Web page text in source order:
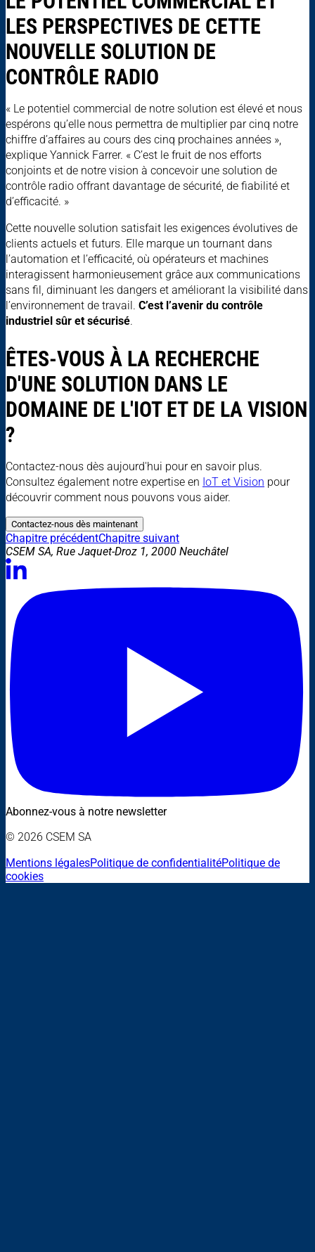
LES PERSPECTIVES DE CETTE
NOUVELLE SOLUTION DE
CONTRÔLE RADIO
« Le potentiel commercial de notre solution est élevé et nous
espérons qu’elle nous permettra de multiplier par cinq notre
chiffre d’affaires au cours des cinq prochaines années »,
explique Yannick Farrer. « C’est le fruit de nos efforts
conjoints et de notre vision à concevoir une solution de
contrôle radio offrant davantage de sécurité, de fiabilité et
d’efficacité. »
Cette nouvelle solution satisfait les exigences évolutives de
clients actuels et futurs. Elle marque un tournant dans
l’automation et l’efficacité, où opérateurs et machines
interagissent harmonieusement grâce aux communications
sans fil, diminuant les dangers et améliorant la visibilité dans
l’environnement de travail. C’est l’avenir du contrôle
industriel sûr et sécurisé.
ÊTES-VOUS À LA RECHERCHE
D'UNE SOLUTION DANS LE
DOMAINE DE L'IOT ET DE LA VISION
?
Contactez-nous dès aujourd'hui pour en savoir plus.
Consultez également notre expertise en IoT et Vision pour
découvrir comment nous pouvons vous aider.
Contactez-nous dès maintenant
Chapitre précédentChapitre suivant
CSEM SA, Rue Jaquet-Droz 1, 2000 Neuchâtel
Abonnez-vous à notre newsletter
© 2026 CSEM SA
Mentions légalesPolitique de confidentialitéPolitique de
cookies